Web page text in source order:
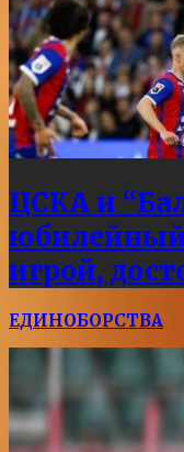
ЦСКА и
юбилейный
игрой,
ЕДИНОБОРСТВА